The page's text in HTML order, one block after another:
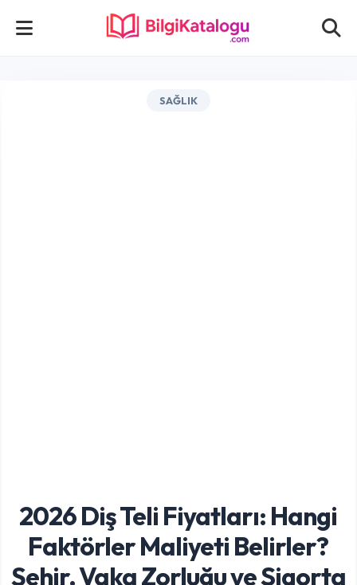
SAĞLIK
2026 Diş Teli Fiyatları: Hangi
Faktörler Maliyeti Belirler?
Şehir, Vaka Zorluğu ve Sigorta